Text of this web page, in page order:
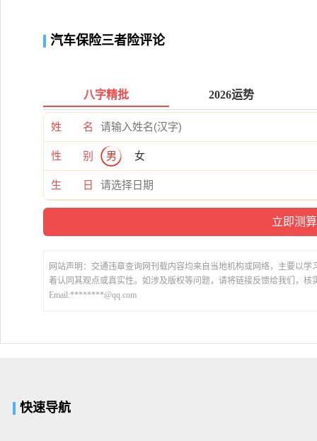
汽车保险三者险评论
八字精批 2026运势
姓 名
性 别 男 女
生 日
网站声明：交通违章查询网刊载内容均来自当地机构或网络，主要以
着认同其观点或真实性。如涉及版权等问题，请将链接反馈给我们，核
Email:********@qq.com
快速导航